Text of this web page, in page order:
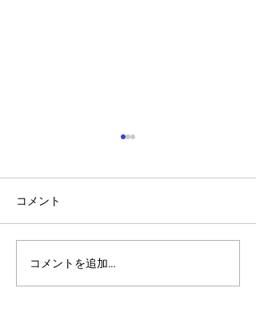
アルゴランドのポスト量
子暗号（PQC）ロードマ
コメント
コメントを追加…